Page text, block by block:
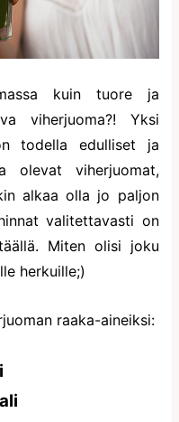
kuin tuore ja
viherjuoma?! Yksi
todella edulliset ja
olevat viherjuomat,
alkaa olla jo paljon
valitettavasti on
Miten olisi joku
herkuille;)
raaka-aineiksi: